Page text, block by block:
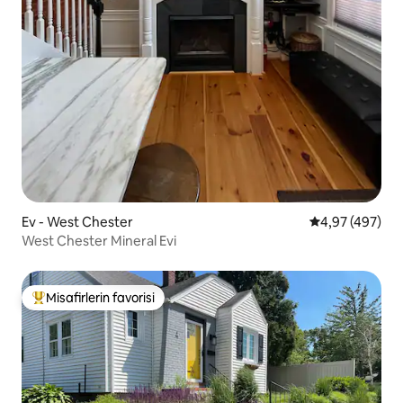
Ev - West Chester 5 üzerinden
4,97 (497)
West Chester Mineral Evi
Misafirlerin favorilerinden en beğenilenler arasında
Misafirlerin favorisi